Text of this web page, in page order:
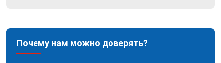
Почему нам можно доверять?